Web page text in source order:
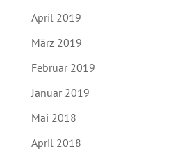
April 2019
März 2019
Februar 2019
Januar 2019
Mai 2018
April 2018